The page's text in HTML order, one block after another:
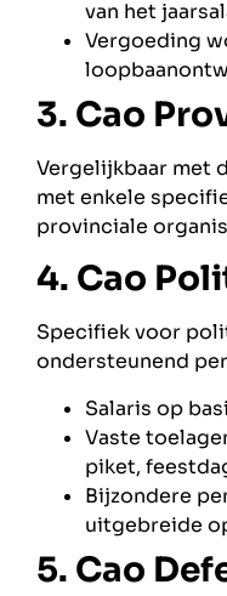
van het
Vergoeding
3. Cao
Vergelijkbaar met
met enkele
provinciale
4. Cao
Specifiek voor
ondersteunend
Salaris op
Vaste
piket,
Bijzondere
uitgebreide
5. Cao